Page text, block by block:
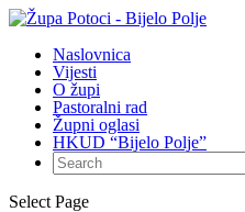
Naslovnica
Vijesti
O župi
Pastoralni rad
Župni oglasi
HKUD “Bijelo Polje”
Select Page